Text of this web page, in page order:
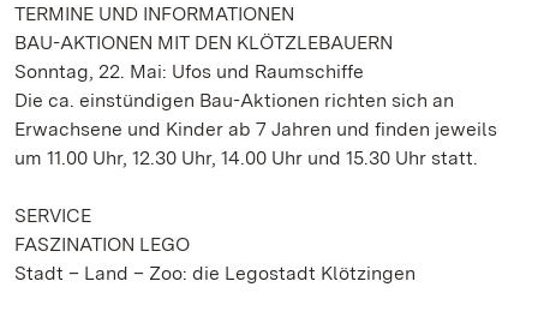
TERMINE UND INFORMATIONEN
BAU-AKTIONEN MIT DEN KLÖTZLEBAUERN
Sonntag, 22. Mai: Ufos und Raumschiffe
Die ca. einstündigen Bau-Aktionen richten sich an
Erwachsene und Kinder ab 7 Jahren und finden jeweils
um 11.00 Uhr, 12.30 Uhr, 14.00 Uhr und 15.30 Uhr statt.
SERVICE
FASZINATION LEGO
Stadt – Land – Zoo: die Legostadt Klötzingen